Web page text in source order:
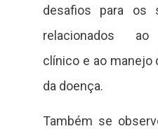
desafios para os
relacionados ao
clínico e ao
da doença.
Também se